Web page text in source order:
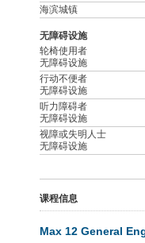
海滨城镇
无障碍设施
轮椅使用者
无障碍设施
行动不便者
无障碍设施
听力障碍者
无障碍设施
视障或失明人士
无障碍设施
课程信息
Max 12 General